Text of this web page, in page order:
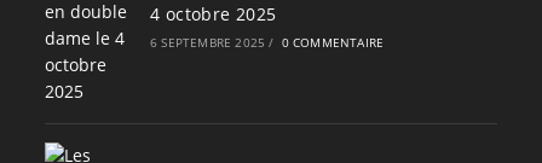
4 octobre 2025
6 SEPTEMBRE 2025 / 0 COMMENTAIRE